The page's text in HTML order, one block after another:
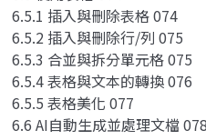
6.5.1 插入與刪除表格 074
6.5.2 插入與刪除行/列 075
6.5.3 合並與拆分單元格 075
6.5.4 表格與文本的轉換 076
6.5.5 表格美化 077
6.6 AI自動生成並處理文檔 078